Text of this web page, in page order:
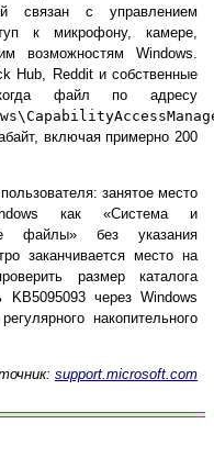
связан с управлением
к микрофону, камере,
возможностям Windows.
Hub, Reddit и собственные
файл по адресу
включая примерно 200
занятое место
как «Система и
файлы» без указания
заканчивается место на
размер каталога
KB5095093 через Windows
накопительного
support.microsoft.com